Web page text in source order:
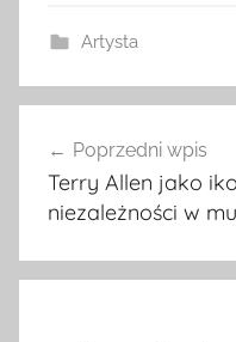
Artysta
wpisu
Poprzedni wpis
Terry Allen jako
niezależności w